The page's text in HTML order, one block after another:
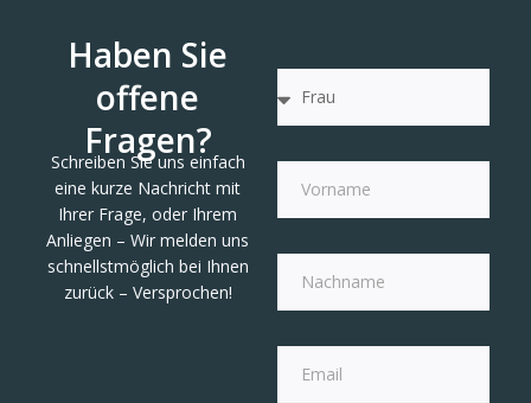
Haben Sie
offene
Fragen?
Schreiben Sie uns einfach
eine kurze Nachricht mit
Ihrer Frage, oder Ihrem
Anliegen – Wir melden uns
schnellstmöglich bei Ihnen
zurück – Versprochen!